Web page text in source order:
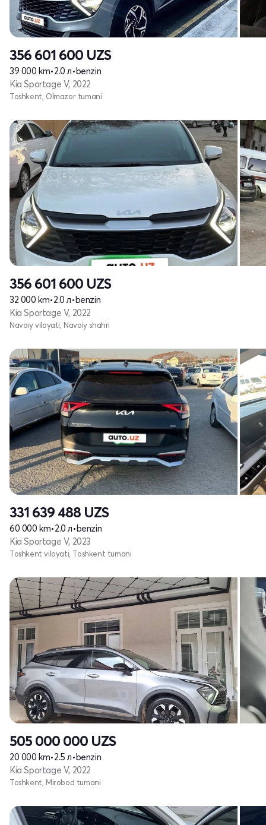
356 601 600 UZS
39 000 km•2.0 л•benzin
Kia Sportage V, 2022
Toshkent, Olmazor tumani
356 601 600 UZS
32 000 km•2.0 л•benzin
Kia Sportage V, 2022
Navoiy viloyati, Navoiy shahri
331 639 488 UZS
60 000 km•2.0 л•benzin
Kia Sportage V, 2023
Toshkent viloyati, Toshkent tumani
505 000 000 UZS
20 000 km•2.5 л•benzin
Kia Sportage V, 2022
Toshkent, Mirobod tumani